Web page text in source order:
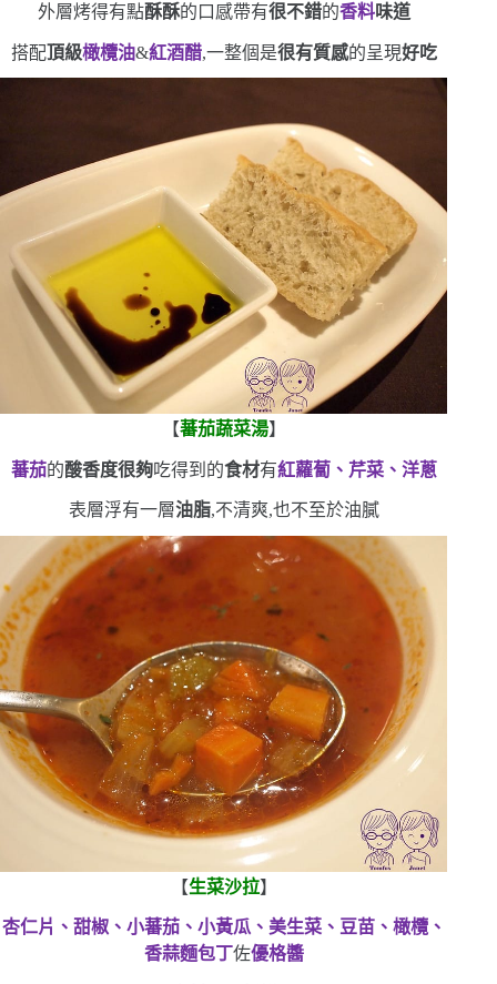
外層烤得有點酥酥的口感帶有很不錯的香料味道
搭配頂級橄欖油&紅酒醋,一整個是很有質感的呈現好吃
【蕃茄蔬菜湯】
蕃茄的酸香度很夠吃得到的食材有紅蘿蔔、芹菜、洋蔥
表層浮有一層油脂,不清爽,也不至於油膩
【生菜沙拉】
杏仁片、甜椒、小蕃茄、小黃瓜、美生菜、豆苗、橄欖、
香蒜麵包丁佐優格醬